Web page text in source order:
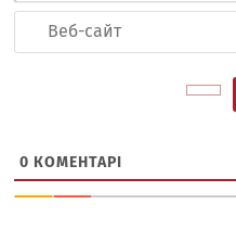
0 КОМЕНТАРІ